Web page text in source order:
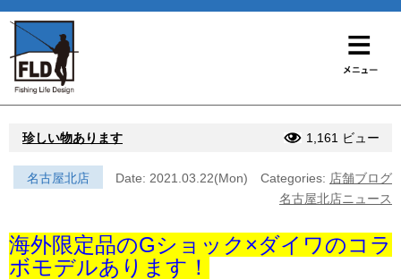
珍しい物あります 1,161 ビュー
名古屋北店 Date: 2021.03.22(Mon) Categories: 店舗ブログ
名古屋北店ニュース
海外限定品のGショック×ダイワのコラ
ボモデルあります！